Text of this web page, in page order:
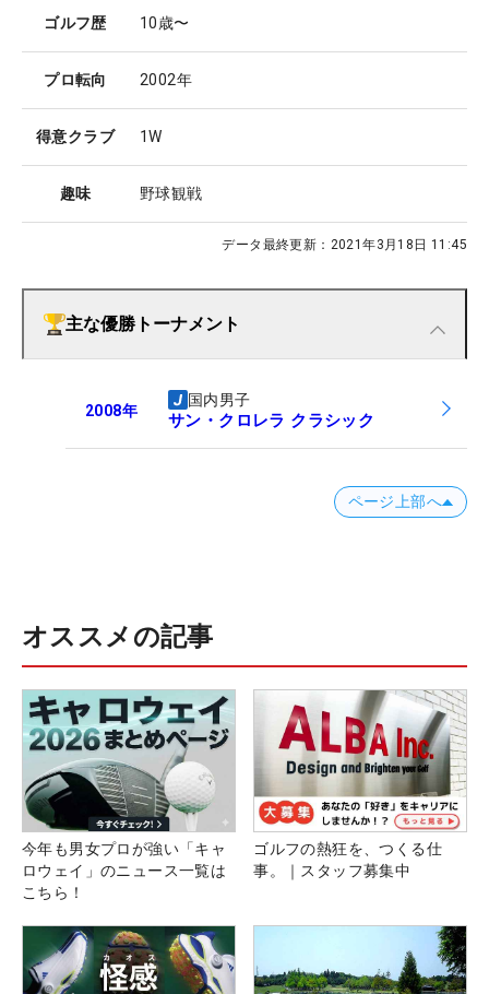
ゴルフ歴 10歳〜
プロ転向 2002年
得意クラブ 1W
趣味 野球観戦
データ最終更新： 2021年3月18日 11:45
主な優勝トーナメント
2008年
国内男子
サン・クロレラ クラシック
ページ上部へ
オススメの記事
今年も男女プロが強い「キャ
ロウェイ」のニュース一覧は
こちら！
ゴルフの熱狂を、つくる仕
事。｜スタッフ募集中